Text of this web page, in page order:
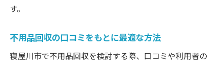
す。
不用品回収の口コミをもとに最適な方法
寝屋川市で不用品回収を検討する際、口コミや利用者の